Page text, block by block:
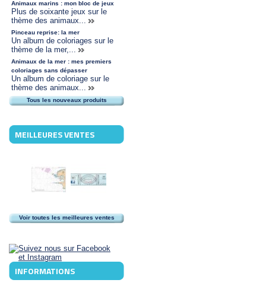
Animaux marins : mon bloc de jeux
Plus de soixante jeux sur le
thème des animaux...
Pinceau reprise: la mer
Un album de coloriages sur le
thème de la mer,...
Animaux de la mer : mes premiers
coloriages sans dépasser
Un album de coloriage sur le
thème des animaux...
Tous les nouveaux produits
MEILLEURES VENTES
Voir toutes les meilleures ventes
INFORMATIONS